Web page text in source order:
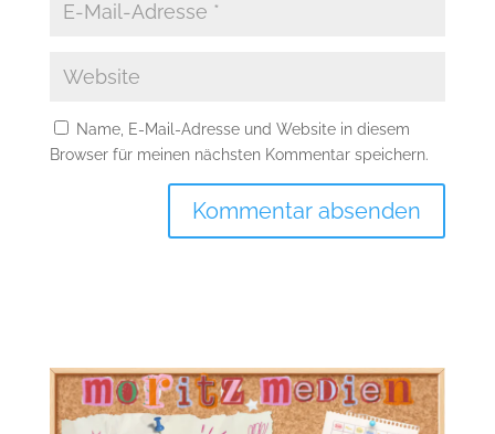
Name, E-Mail-Adresse und Website in diesem
Browser für meinen nächsten Kommentar speichern.